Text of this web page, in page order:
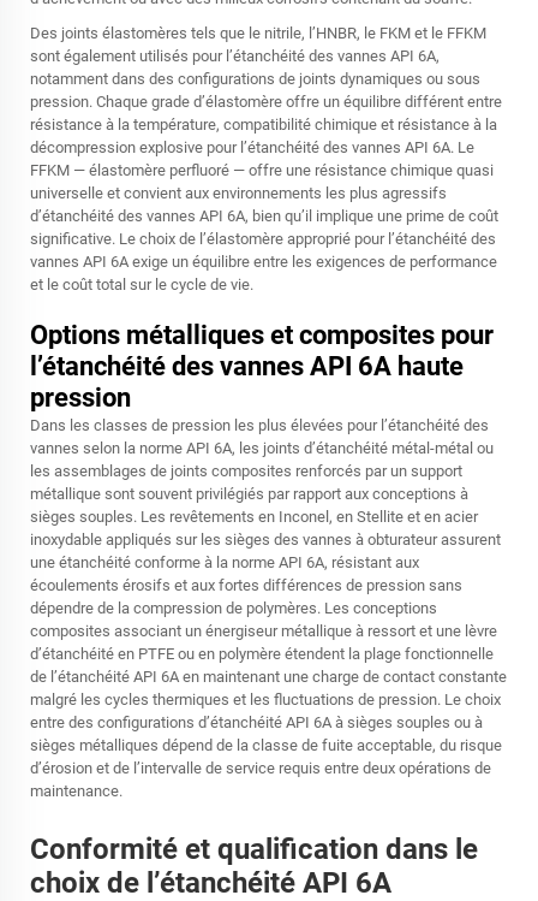
Des joints élastomères tels que le nitrile, l’HNBR, le FKM et le FFKM
sont également utilisés pour l’étanchéité des vannes API 6A,
notamment dans des configurations de joints dynamiques ou sous
pression. Chaque grade d’élastomère offre un équilibre différent entre
résistance à la température, compatibilité chimique et résistance à la
décompression explosive pour l’étanchéité des vannes API 6A. Le
FFKM — élastomère perfluoré — offre une résistance chimique quasi
universelle et convient aux environnements les plus agressifs
d’étanchéité des vannes API 6A, bien qu’il implique une prime de coût
significative. Le choix de l’élastomère approprié pour l’étanchéité des
vannes API 6A exige un équilibre entre les exigences de performance
et le coût total sur le cycle de vie.
Options métalliques et composites pour
l’étanchéité des vannes API 6A haute
pression
Dans les classes de pression les plus élevées pour l’étanchéité des
vannes selon la norme API 6A, les joints d’étanchéité métal-métal ou
les assemblages de joints composites renforcés par un support
métallique sont souvent privilégiés par rapport aux conceptions à
sièges souples. Les revêtements en Inconel, en Stellite et en acier
inoxydable appliqués sur les sièges des vannes à obturateur assurent
une étanchéité conforme à la norme API 6A, résistant aux
écoulements érosifs et aux fortes différences de pression sans
dépendre de la compression de polymères. Les conceptions
composites associant un énergiseur métallique à ressort et une lèvre
d’étanchéité en PTFE ou en polymère étendent la plage fonctionnelle
de l’étanchéité API 6A en maintenant une charge de contact constante
malgré les cycles thermiques et les fluctuations de pression. Le choix
entre des configurations d’étanchéité API 6A à sièges souples ou à
sièges métalliques dépend de la classe de fuite acceptable, du risque
d’érosion et de l’intervalle de service requis entre deux opérations de
maintenance.
Conformité et qualification dans le
choix de l’étanchéité API 6A